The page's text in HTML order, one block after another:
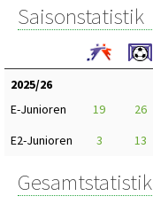
Saisonstatistik
2025/26
E-Junioren
19 26
E2-Junioren
3 13
Gesamtstatistik